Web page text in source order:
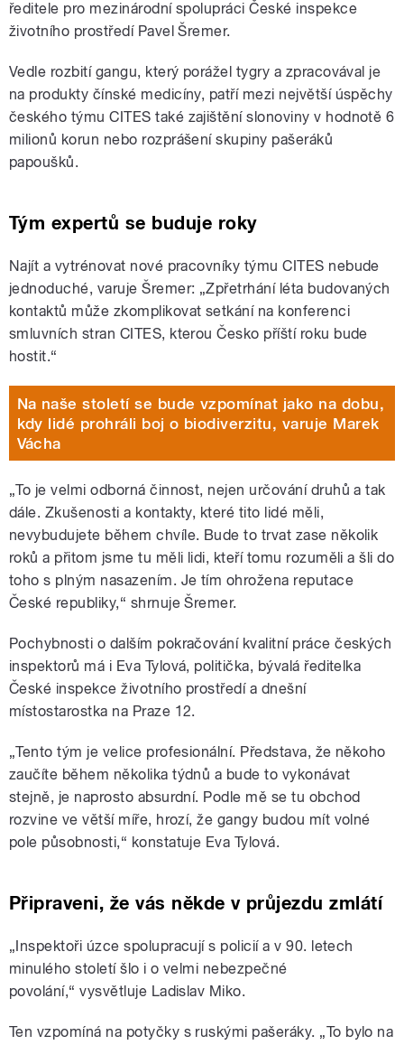
ředitele pro mezinárodní spolupráci České inspekce
životního prostředí Pavel Šremer.
Vedle rozbití gangu, který porážel tygry a zpracovával je
na produkty čínské medicíny, patří mezi největší úspěchy
českého týmu CITES také zajištění slonoviny v hodnotě 6
milionů korun nebo rozprášení skupiny pašeráků
papoušků.
Tým expertů se buduje roky
Najít a vytrénovat nové pracovníky týmu CITES nebude
jednoduché, varujeŠremer: „Zpřetrhání léta budovaných
kontaktů může zkomplikovat setkání na konferenci
smluvních stran CITES, kterou Česko příští roku bude
hostit.“
Na naše století se bude vzpomínat jako na dobu,
kdy lidé prohráli boj o biodiverzitu, varuje Marek
Vácha
„To je velmi odborná činnost, nejen určování druhů a tak
dále. Zkušenosti a kontakty, které tito lidé měli,
nevybudujete během chvíle. Bude to trvat zase několik
roků a přitom jsme tu měli lidi, kteří tomu rozuměli a šli do
toho s plným nasazením. Je tím ohrožena reputace
České republiky,“ shrnuje Šremer.
Pochybnosti o dalším pokračování kvalitní práce českých
inspektorů má i Eva Tylová, politička, bývalá ředitelka
České inspekce životního prostředí a dnešní
místostarostka na Praze 12.
„Tento tým je velice profesionální. Představa, že někoho
zaučíte během několika týdnů a bude to vykonávat
stejně, je naprosto absurdní. Podle mě se tu obchod
rozvine ve větší míře, hrozí, že gangy budou mít volné
pole působnosti,“ konstatuje Eva Tylová.
Připraveni, že vás někde v průjezdu zmlátí
„Inspektoři úzce spolupracují s policií a v 90. letech
minulého století šlo i o velmi nebezpečné
povolání,“ vysvětluje Ladislav Miko.
Ten vzpomíná na potyčky s ruskými pašeráky. „To bylo na